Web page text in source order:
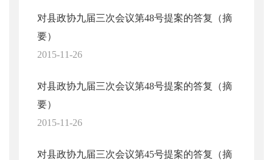
对县政协九届三次会议第48号提案的答复（摘
要）
2015-11-26
对县政协九届三次会议第48号提案的答复（摘
要）
2015-11-26
对县政协九届三次会议第45号提案的答复（摘